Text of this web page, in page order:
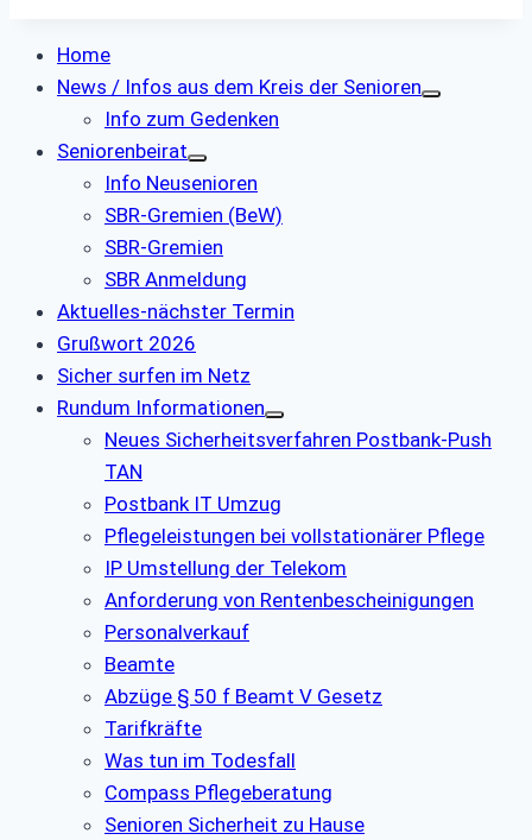
Home
News / Infos aus dem Kreis der Senioren
Info zum Gedenken
Seniorenbeirat
Info Neusenioren
SBR-Gremien (BeW)
SBR-Gremien
SBR Anmeldung
Aktuelles-nächster Termin
Grußwort 2026
Sicher surfen im Netz
Rundum Informationen
Neues Sicherheitsverfahren Postbank-Push
TAN
Postbank IT Umzug
Pflegeleistungen bei vollstationärer Pflege
IP Umstellung der Telekom
Anforderung von Rentenbescheinigungen
Personalverkauf
Beamte
Abzüge § 50 f Beamt V Gesetz
Tarifkräfte
Was tun im Todesfall
Compass Pflegeberatung
Senioren Sicherheit zu Hause